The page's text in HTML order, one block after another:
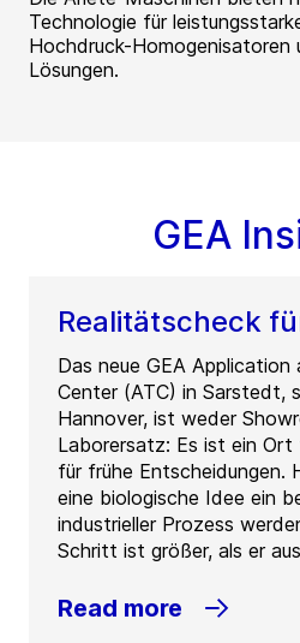
Technologie für
Hochdruck-Homogenisatoren
Lösungen.
GEA
Realitätscheck
Das neue GEA
Center (ATC) in Sarstedt,
Hannover, ist weder
Laborersatz: Es ist ein
für frühe Entscheidungen.
eine biologische Idee ein
industrieller Prozess
Schritt ist größer, als er
Read more